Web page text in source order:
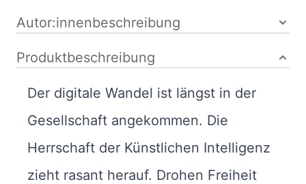
Autor:innenbeschreibung
Produktbeschreibung
Der digitale Wandel ist längst in der
Gesellschaft angekommen. Die
Herrschaft der Künstlichen Intelligenz
zieht rasant herauf. Drohen Freiheit